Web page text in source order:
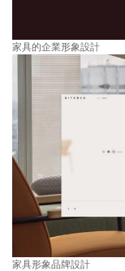
家具的企業形象設計
家具形象品牌設計